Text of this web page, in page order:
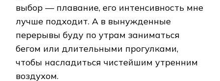
выбор — плавание, его интенсивность мне
лучше подходит. А в вынужденные
перерывы буду по утрам заниматься
бегом или длительными прогулками,
чтобы насладиться чистейшим утренним
воздухом.